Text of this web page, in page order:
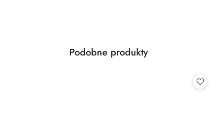
Pomiń karuzelę produktów
Produkty
Podobne produkty